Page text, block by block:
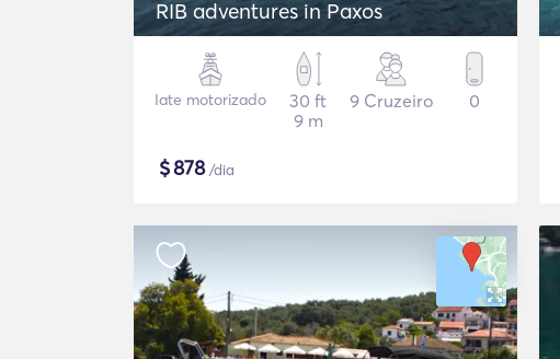
RIB adventures in Paxos
Iate motorizado
30 ft
9 m
9 Cruzeiro 0
$878/dia